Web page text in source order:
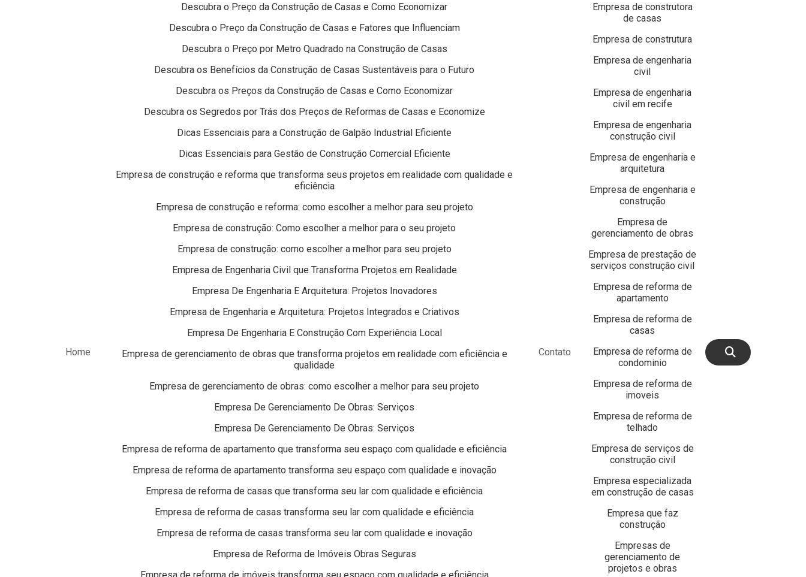
Home
Descubra o Preço da Construção de Casas e Como Economizar
Descubra o Preço da Construção de Casas e Fatores que Influenciam
Descubra o Preço por Metro Quadrado na Construção de Casas
Descubra os Benefícios da Construção de Casas Sustentáveis para o Futuro
Descubra os Preços da Construção de Casas e Como Economizar
Descubra os Segredos por Trás dos Preços de Reformas de Casas e Economize
Dicas Essenciais para a Construção de Galpão Industrial Eficiente
Dicas Essenciais para Gestão de Construção Comercial Eficiente
Empresa de construção e reforma que transforma seus projetos em realidade com qualidade e
eficiência
Empresa de construção e reforma: como escolher a melhor para seu projeto
Empresa de construção: Como escolher a melhor para o seu projeto
Empresa de construção: como escolher a melhor para seu projeto
Empresa de Engenharia Civil que Transforma Projetos em Realidade
Empresa De Engenharia E Arquitetura: Projetos Inovadores
Empresa de Engenharia e Arquitetura: Projetos Integrados e Criativos
Empresa De Engenharia E Construção Com Experiência Local
Empresa de gerenciamento de obras que transforma projetos em realidade com eficiência e
qualidade
Empresa de gerenciamento de obras: como escolher a melhor para seu projeto
Empresa De Gerenciamento De Obras: Serviços
Empresa De Gerenciamento De Obras: Serviços
Empresa de reforma de apartamento que transforma seu espaço com qualidade e eficiência
Empresa de reforma de apartamento transforma seu espaço com qualidade e inovação
Empresa de reforma de casas que transforma seu lar com qualidade e eficiência
Empresa de reforma de casas transforma seu lar com qualidade e eficiência
Empresa de reforma de casas transforma seu lar com qualidade e inovação
Empresa de Reforma de Imóveis Obras Seguras
Contato
Empresa de construtora
de casas
Empresa de construtura
Empresa de engenharia
civil
Empresa de engenharia
civil em recife
Empresa de engenharia
construção civil
Empresa de engenharia e
arquitetura
Empresa de engenharia e
construção
Empresa de
gerenciamento de obras
Empresa de prestação de
serviços construção civil
Empresa de reforma de
apartamento
Empresa de reforma de
casas
Empresa de reforma de
condominio
Empresa de reforma de
imoveis
Empresa de reforma de
telhado
Empresa de serviços de
construção civil
Empresa especializada
em construção de casas
Empresa que faz
construção
Empresas de
gerenciamento de
projetos e obras